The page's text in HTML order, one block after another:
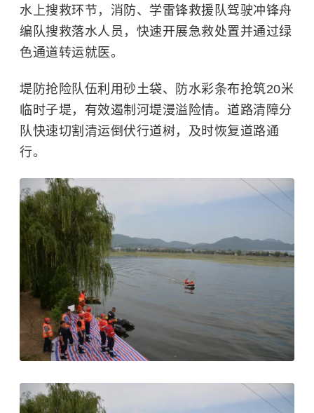
水上搜救环节，消防、学雷锋救援队驾驶冲锋舟
编队搜救落水人员，快速开展急救处置并通过绿
色通道转运就医。
堤防抢险队伍利用砂土袋、防水彩条布抢筑20米
临时子堤，有效遏制河堤漫溢险情。道路清障分
队快速切割清运倒伏行道树，及时恢复道路通
行。